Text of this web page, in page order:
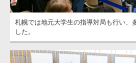
札幌では地元大学生の指導対局も行い、
した。